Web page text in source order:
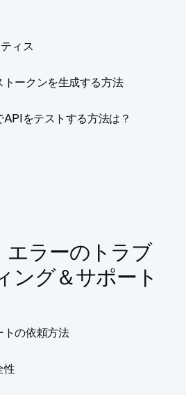
ィス
ークンを生成する方法
をテストする方法は？
ラーのトラブ
ング＆サポート
の依頼方法
性